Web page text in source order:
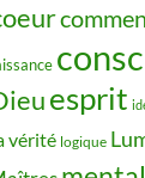
esprit
vérité logique